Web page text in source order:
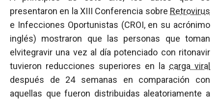
presentaron en la XIII Conferencia sobre Retrovirus
e Infecciones Oportunistas (CROI, en su acrónimo
inglés) mostraron que las personas que toman
elvitegravir una vez al día potenciado con ritonavir
tuvieron reducciones superiores en la carga viral
después de 24 semanas en comparación con
aquellas que fueron distribuidas aleatoriamente a